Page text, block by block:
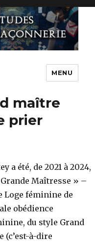
MENU
maître
prier
a été, de 2021 à 2024,
Maîtresse » –
Loge féminine de
obédience
du style Grand
(c’est-à-dire